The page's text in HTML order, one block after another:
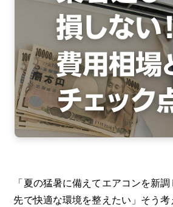
「夏の猛暑に備えてエアコンを新
先で快適な環境を整えたい」そう